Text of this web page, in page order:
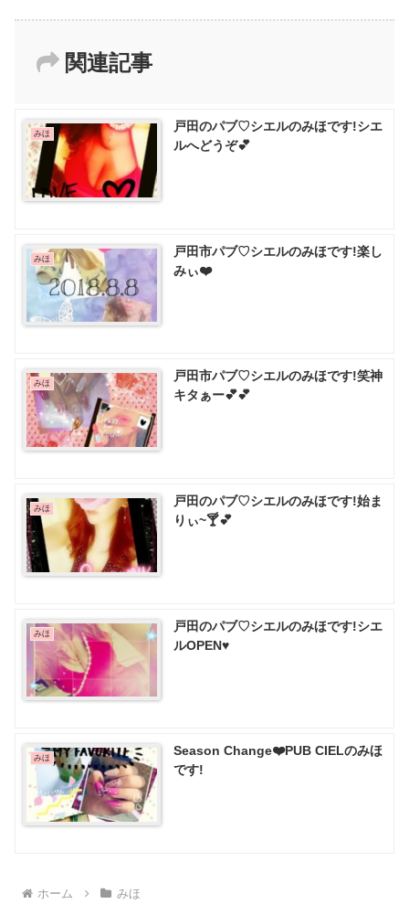
関連記事
みほ
戸田のパブ♡ シエルのみほです!シエ
ルへどうぞ💕
みほ
戸田市パブ♡ シエルのみほです!楽し
みぃ❤️
みほ
戸田市パブ♡ シエルのみほです!笑神
キタぁー💕💕
みほ
戸田のパブ♡ シエルのみほです!始ま
りぃ~🍸💕
みほ
戸田のパブ♡ シエルのみほです!シエ
ルOPEN♥️
みほ
Season Change❤️PUB CIELのみほ
です!
ホーム みほ